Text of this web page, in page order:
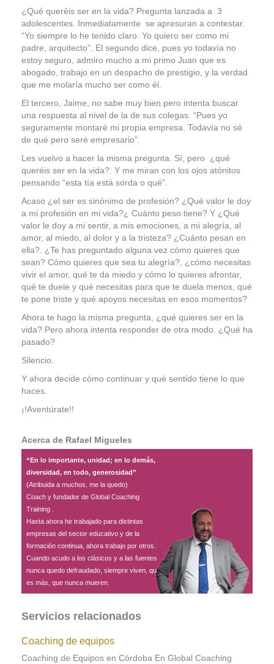
Coaching Ejecutivo
Coaching de Equipos
Píldoras
Talleres
Proyectos
Proyecto AVICENA
Proyecto Albolafia
Smart Service
Direct Project
Certificación
Blog
Contacto
¿Qué queréis ser en la vida? Pregunta lanzada a 3
adolescentes. Inmediatamente se apresuran a contestar.
“Yo siempre lo he tenido claro. Yo quiero ser como mi
padre, arquitecto”. El segundo dice, pues yo todavía no
estoy seguro, admiro mucho a mi primo Juan que es
abogado, trabajo en un despacho de prestigio, y la verdad
que me molaría mucho ser como él.
El tercero, Jaime, no sabe muy bien pero intenta buscar
una respuesta al nivel de la de sus colegas. “Pues yo
seguramente montaré mi propia empresa. Todavía no sé
de qué pero seré empresario”.
Les vuelvo a hacer la misma pregunta. Sí, pero ¿qué
queréis ser en la vida?. Y me miran con los ojos atónitos
pensando “esta tía está sorda o qué”.
Acaso ¿el ser es sinónimo de profesión? ¿Qué valor le doy
a mi profesión en mi vida?¿ Cuánto peso tiene? Y ¿Qué
valor le doy a mi sentir, a mis emociones, a mi alegría, al
amor, al miedo, al dolor y a la tristeza? ¿Cuánto pesan en
ella?. ¿Te has preguntado alguna vez cómo quieres que
sean? Cómo quieres que sea tu alegría?, ¿cómo necesitas
vivir el amor, qué te da miedo y cómo lo quieres afrontar,
qué te duele y qué necesitas para que te duela menos, qué
te pone triste y qué apoyos necesitas en esos momentos?
Ahora te hago la misma pregunta, ¿qué quieres ser en la
vida? Pero ahora intenta responder de otra modo. ¿Qué ha
pasado?
Silencio.
Y ahora decide cómo continuar y qué sentido tiene lo que
haces.
¡!Aventúrate!!
Acerca de Rafael Migueles
“En lo importante, unidad; en lo demás,
diversidad, en todo, generosidad”
(Atribuida a muchos, me la quedo)
Coach y fundador de Global Coaching
Training .
Hasta ahora he trabajado para distintas
empresas del sector educativo y de la
formación continua, ahora trabajo por otros.
Cuando acudo a los clásicos y a las fuentes
nunca quedo defraudado, siempre viven, que
es más, que nunca mueren.
Servicios relacionados
Coaching de equipos
Coaching de Equipos en Córdoba En Global Coaching